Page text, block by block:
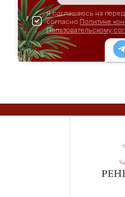
Я соглашаюсь на
согласно Политике
Пользовательскому